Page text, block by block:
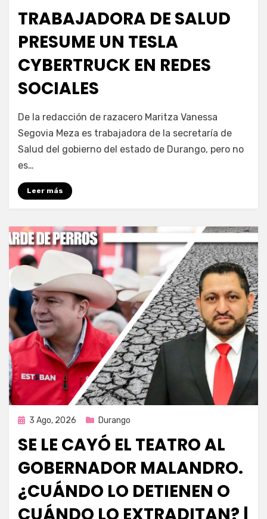
TRABAJADORA DE SALUD
PRESUME UN TESLA
CYBERTRUCK EN REDES
SOCIALES
por Fernando Miranda Servín
De la redacción de razacero Maritza Vanessa
Segovia Meza es trabajadora de la secretaría de
Salud del gobierno del estado de Durango, pero no
es…
Leer más
Publicada
3 Ago, 2026 Durango
SE LE CAYÓ EL TEATRO AL
GOBERNADOR MALANDRO.
¿CUÁNDO LO DETIENEN O